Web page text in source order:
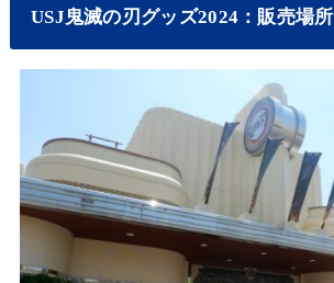
USJ鬼滅の刃グッズ2024：販売場所